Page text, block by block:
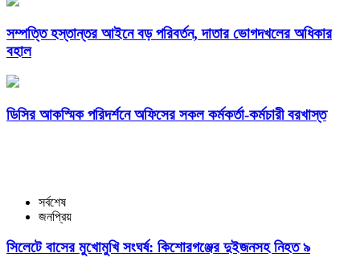
সম্পত্তি হস্তান্তর আইনে বড় পরিবর্তন, দাতার ভোগদখলের অধিকার
বহাল
ডিসির আকস্মিক পরিদর্শনে অফিসের সকল কর্মকর্তা-কর্মচারী বরখাস্ত
সর্বশেষ
জনপ্রিয়
সিলেটে বাসের মুখোমুখি সংঘর্ষ: কিশোরগঞ্জের দুইজনসহ নিহত ৯